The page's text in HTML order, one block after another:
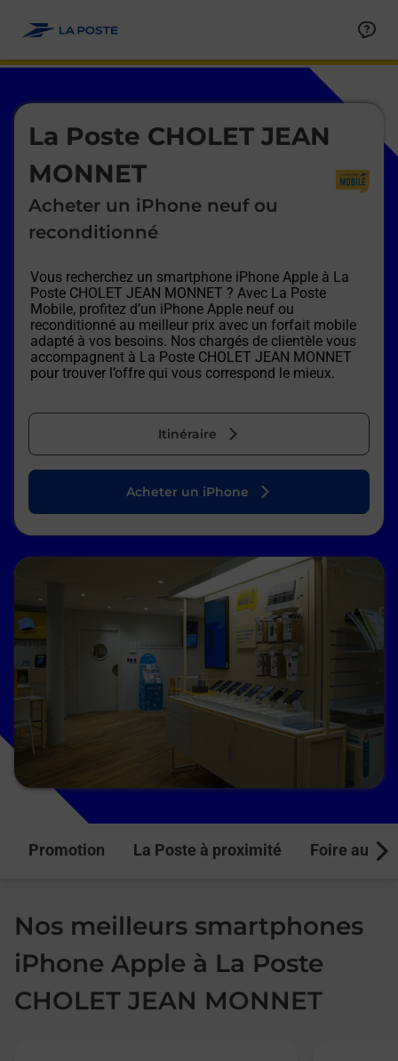
La Poste CHOLET JEAN
MONNET
Acheter un iPhone neuf ou
reconditionné
Vous recherchez un smartphone iPhone Apple à La
Poste CHOLET JEAN MONNET ? Avec La Poste
Mobile, profitez d’un iPhone Apple neuf ou
reconditionné au meilleur prix avec un forfait mobile
adapté à vos besoins. Nos chargés de clientèle vous
accompagnent à La Poste CHOLET JEAN MONNET
pour trouver l’offre qui vous correspond le mieux.
Itinéraire
Le lien s'ouvre dans un nouvel onglet
Acheter un iPhone
Promotion La Poste à proximité Foire aux
Nos meilleurs smartphones
iPhone Apple à La Poste
CHOLET JEAN MONNET